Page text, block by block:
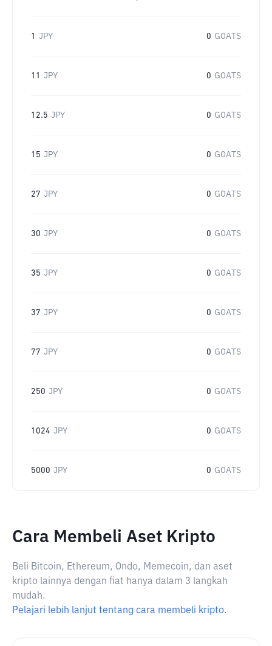
1 JPY 0 GOATS
11 JPY 0 GOATS
12.5 JPY 0 GOATS
15 JPY 0 GOATS
27 JPY 0 GOATS
30 JPY 0 GOATS
35 JPY 0 GOATS
37 JPY 0 GOATS
77 JPY 0 GOATS
250 JPY 0 GOATS
1024 JPY 0 GOATS
5000 JPY 0 GOATS
Cara Membeli Aset Kripto
Beli Bitcoin, Ethereum, Ondo, Memecoin, dan aset
kripto lainnya dengan fiat hanya dalam 3 langkah
mudah.
Pelajari lebih lanjut tentang cara membeli kripto.